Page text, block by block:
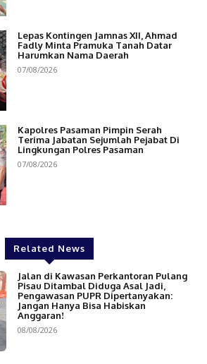
Lepas Kontingen Jamnas XII, Ahmad
Fadly Minta Pramuka Tanah Datar
Harumkan Nama Daerah
07/08/2026
Kapolres Pasaman Pimpin Serah
Terima Jabatan Sejumlah Pejabat Di
Lingkungan Polres Pasaman
07/08/2026
Related News
Jalan di Kawasan Perkantoran Pulang
Pisau Ditambal Diduga Asal Jadi,
Pengawasan PUPR Dipertanyakan:
Jangan Hanya Bisa Habiskan
Anggaran!
08/08/2026